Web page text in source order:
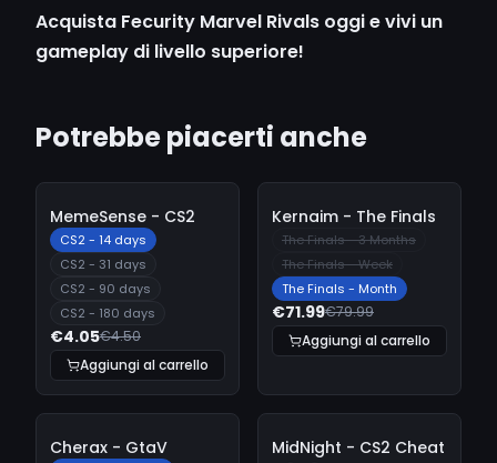
Acquista Fecurity Marvel Rivals oggi e vivi un
gameplay di livello superiore!
Potrebbe piacerti anche
MemeSense - CS2
CS2 - 14 days
CS2 - 31 days
CS2 - 90 days
CS2 - 180 days
€4.05€4.50
Aggiungi al carrello
Kernaim - The Finals
The Finals - 3 Months
The Finals - Week
The Finals - Month
€71.99€79.99
Aggiungi al carrello
-
Cherax - GtaV - 10%
MidNight - CS2 Cheat